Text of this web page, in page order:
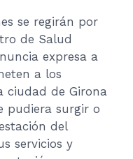
se regirán por
de Salud
expresa a
a los
ciudad de Girona
pudiera surgir o
del
servicios y